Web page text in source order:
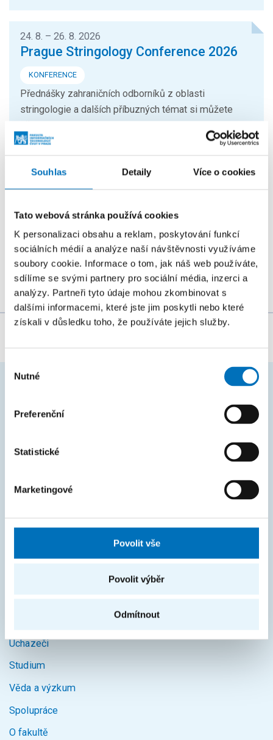
Souhlas Detaily Více o cookies
Tato webová stránka používá cookies
K personalizaci obsahu a reklam, poskytování funkcí
sociálních médií a analýze naší návštěvnosti využíváme
soubory cookie. Informace o tom, jak náš web používáte,
sdílíme se svými partnery pro sociální média, inzerci a
analýzy. Partneři tyto údaje mohou zkombinovat s
dalšími informacemi, které jste jim poskytli nebo které
získali v důsledku toho, že používáte jejich služby.
souhlasu
Nutné
Preferenční
Statistické
Marketingové
Povolit vše
Povolit výběr
Odmítnout
24. 8. – 26. 8. 2026
Prague Stringology Conference 2026
KONFERENCE
Přednášky zahraničních odborníků z oblasti
stringologie a dalších příbuzných témat si můžete
přijít poslechnout na mezinárodní...
26. 8. – 27. 8. 2026
řetězcových algoritmů na všech úrovních (starší,
mladší a zejména...
Studijní oddělení
Rozcestník systémů
Intranet
Uchazeči
Studium
Věda a výzkum
Spolupráce
O fakultě